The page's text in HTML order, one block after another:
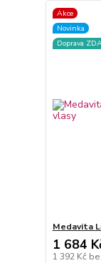
Akce
Novinka
Doprava
Medavita
1 684
1 392 Kč